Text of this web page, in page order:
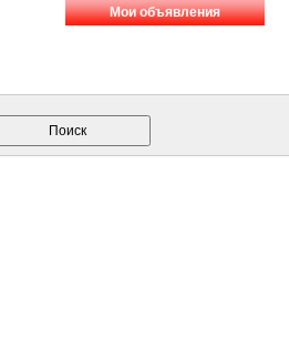
Мои объявления